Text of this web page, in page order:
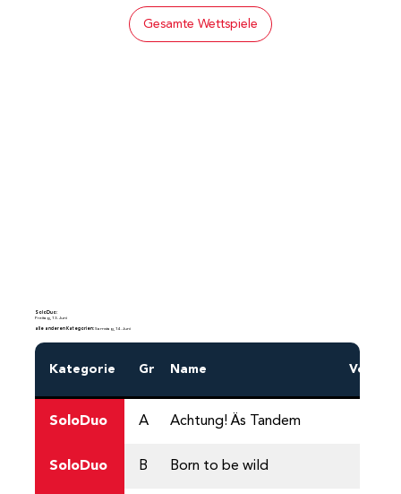
Gesamte Wettspiele
SoloDuo:
Freitag, 13. Juni
alle anderen Kategorien:Samstag, 14. Juni
Kategorie Gr Name
SoloDuo A Achtung! Äs Tandem
SoloDuo B Born to be wild